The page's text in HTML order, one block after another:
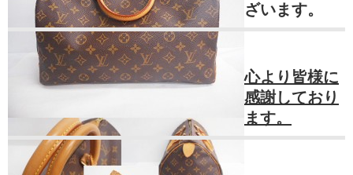
ざいます。
心より皆様に
感謝しており
ます。